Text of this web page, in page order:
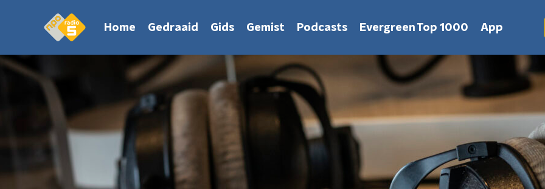
Home Gedraaid Gids Gemist Podcasts Evergreen Top 1000 App